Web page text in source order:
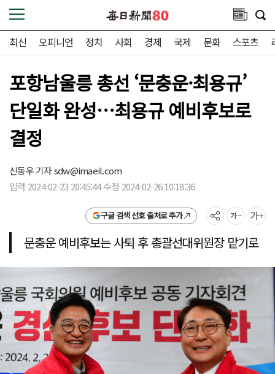
최신 오피니언 정치 사회 경제 국제 문화 스포츠
포항남울릉 총선 ‘문충운·최용규’
단일화 완성…최용규 예비후보로
결정
신동우 기자sdw@imaeil.com
입력 2024-02-23 20:45:44 수정 2024-02-26 10:18:36
구글 검색 선호 출처로 추가
문충운 예비후보는 사퇴 후 총괄선대위원장 맡기로